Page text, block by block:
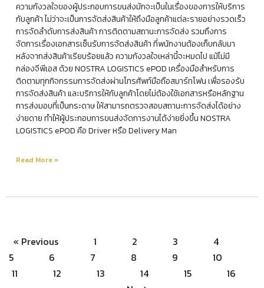
ความกังวลใจของผู้ประกอบการขนส่งมักจะเป็นในเรื่องของการให้บริการ
กับลูกค้า ไม่ว่าจะเป็นการจัดส่งสินค้าให้ถึงมือลูกค้าแต่ละรายอย่างรวดเร็ว
การจัดลำดับการส่งสินค้า การติดตามสถานะการจัดส่ง รวมถึงการ
จัดการเรื่องเอกสารเซ็นรับการจัดส่งสินค้า ที่พนักงานต้องเก็บกลับมา
หลังจากส่งสินค้าเรียบร้อยแล้ว ความกังวลใจเหล่านี้จะหมดไป แม้ไม่มี
กล่องจีพีเอส ด้วย NOSTRA LOGISTICS ePOD เครื่องมือสำหรับการ
ติดตามทุกกิจกรรมการจัดส่งผ่านโทรศัพท์มือถือสมาร์ทโฟน เพื่อรองรับ
การจัดส่งสินค้า และบริการให้กับลูกค้าโดยไม่ต้องใช้เอกสารหรือหลักฐาน
การส่งมอบที่เป็นกระดาษ ให้สามารถตรวจสอบสถานะการจัดส่งได้อย่าง
ง่ายดาย ทำให้ผู้ประกอบการขนส่งจัดการงานได้ง่ายยิ่งขึ้น NOSTRA
LOGISTICS ePOD คือ Driver หรือ Delivery Man
Read More »
« Previous 1 2 3
4
5
6 7 8 9
10
11
12 13 14 15
16